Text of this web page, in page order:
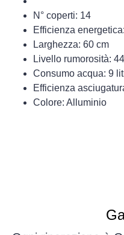
N° coperti: 14
Efficienza
Larghezza: 60 cm
Livello rumorosità:
Consumo acqua: 9
Efficienza
Colore: Alluminio